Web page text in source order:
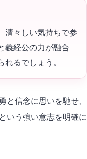
清々しい気持ちで参
義経公の力が融合
れるでしょう。
と信念に思いを馳せ、
いう強い意志を明確に